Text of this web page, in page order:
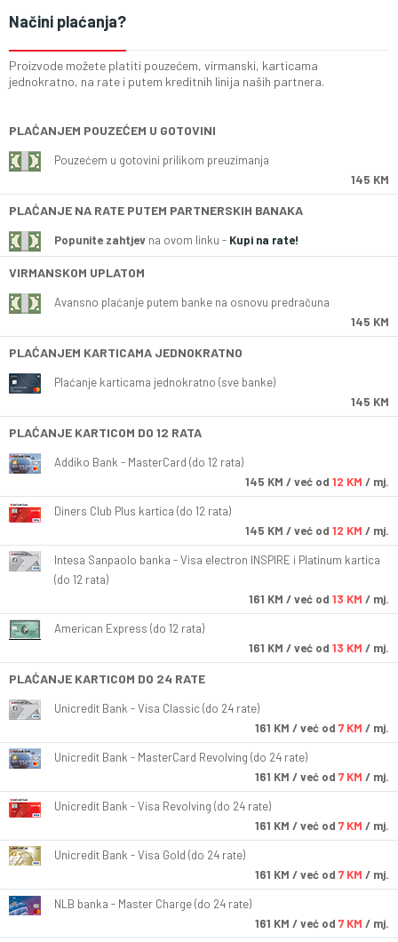
Načini plaćanja?
Proizvode možete platiti pouzećem, virmanski, karticama
jednokratno, na rate i putem kreditnih linija naših partnera.
PLAĆANJEM POUZEĆEM U GOTOVINI
Pouzećem u gotovini prilikom preuzimanja
145 KM
PLAĆANJE NA RATE PUTEM PARTNERSKIH BANAKA
Popunite zahtjev na ovom linku - Kupi na rate!
VIRMANSKOM UPLATOM
Avansno plaćanje putem banke na osnovu predračuna
145 KM
PLAĆANJEM KARTICAMA JEDNOKRATNO
Plaćanje karticama jednokratno (sve banke)
145 KM
PLAĆANJE KARTICOM DO 12 RATA
Addiko Bank - MasterCard (do 12 rata)
145 KM / već od 12 KM / mj.
Diners Club Plus kartica (do 12 rata)
145 KM / već od 12 KM / mj.
Intesa Sanpaolo banka - Visa electron INSPIRE i Platinum kartica
(do 12 rata)
161 KM / već od 13 KM / mj.
American Express (do 12 rata)
161 KM / već od 13 KM / mj.
PLAĆANJE KARTICOM DO 24 RATE
Unicredit Bank - Visa Classic (do 24 rate)
161 KM / već od 7 KM / mj.
Unicredit Bank - MasterCard Revolving (do 24 rate)
161 KM / već od 7 KM / mj.
Unicredit Bank - Visa Revolving (do 24 rate)
161 KM / već od 7 KM / mj.
Unicredit Bank - Visa Gold (do 24 rate)
161 KM / već od 7 KM / mj.
NLB banka - Master Charge (do 24 rate)
161 KM / već od 7 KM / mj.